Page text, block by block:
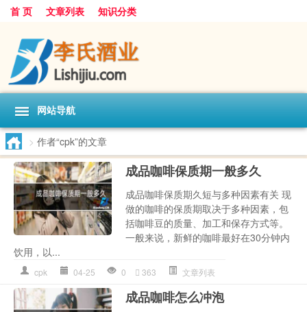
首 页 文章列表 知识分类
网站导航
> 作者“cpk”的文章
成品咖啡保质期一般多久
成品咖啡保质期久短与多种因素有关 现
做的咖啡的保质期取决于多种因素，包
括咖啡豆的质量、加工和保存方式等。
一般来说，新鲜的咖啡最好在30分钟内
饮用，以...
cpk 04-25 0 363 文章列表
成品咖啡怎么冲泡